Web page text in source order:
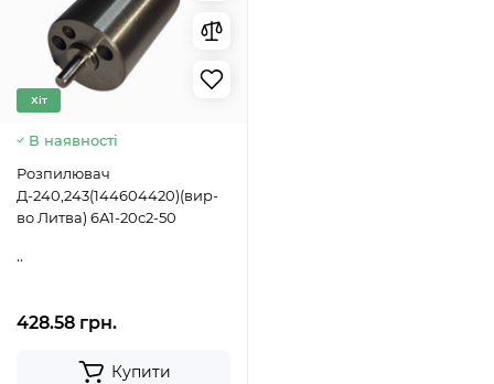
Хіт
В наявності
Розпилювач
Д-240,243(144604420)(вир-
во Литва) 6А1-20с2-50
..
428.58 грн.
Купити